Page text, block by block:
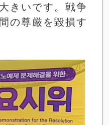
きいです。戦争
の尊厳を毀損す